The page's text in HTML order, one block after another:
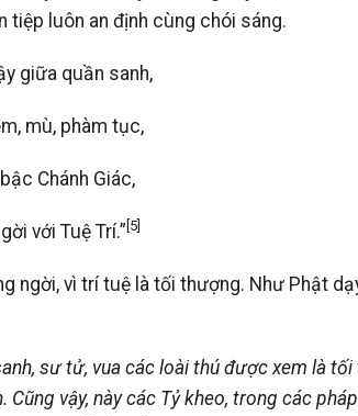
luôn an định cùng chói sáng.
giữa quần sanh,
mù, phàm tục,
Chánh Giác,
với Tuệ Trí.” [5]
ngời, vì trí tuệ là tối thượng. Như Phật
sư tử, vua các loài thú được xem là tối
vậy, này các Tỷ kheo, trong các